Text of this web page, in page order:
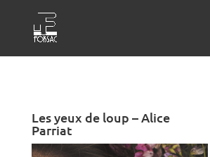
Les yeux de loup – Alice
Parriat